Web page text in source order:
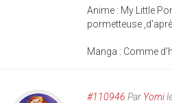
Anime : My Little
pormetteuse
Manga : Comme
#110946 Par Yomi